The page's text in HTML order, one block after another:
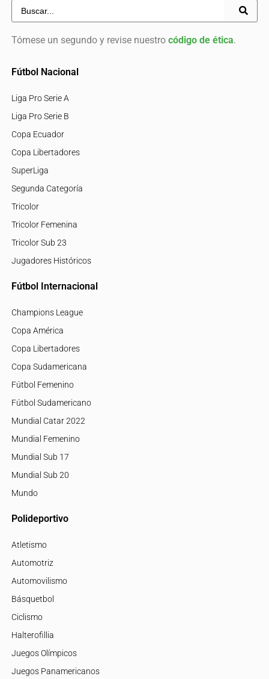
Tómese un segundo y revise nuestro código de ética.
Fútbol Nacional
Liga Pro Serie A
Liga Pro Serie B
Copa Ecuador
Copa Libertadores
SuperLiga
Segunda Categoría
Tricolor
Tricolor Femenina
Tricolor Sub 23
Jugadores Históricos
Fútbol Internacional
Champions League
Copa América
Copa Libertadores
Copa Sudamericana
Fútbol Femenino
Fútbol Sudamericano
Mundial Catar 2022
Mundial Femenino
Mundial Sub 17
Mundial Sub 20
Mundo
Polideportivo
Atletismo
Automotriz
Automovilismo
Básquetbol
Ciclismo
Halterofillia
Juegos Olímpicos
Juegos Panamericanos